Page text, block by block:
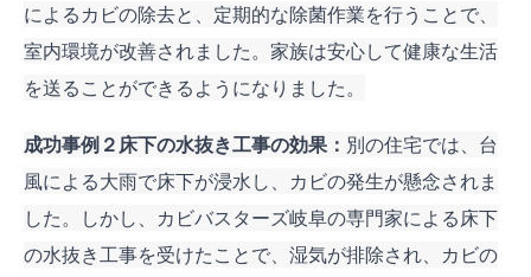
によるカビの除去と、定期的な除菌作業を行うことで、
室内環境が改善されました。家族は安心して健康な生活
を送ることができるようになりました。
成功事例２床下の水抜き工事の効果： 別の住宅では、台
風による大雨で床下が浸水し、カビの発生が懸念されま
した。しかし、カビバスターズ岐阜の専門家による床下
の水抜き工事を受けたことで、湿気が排除され、カビの